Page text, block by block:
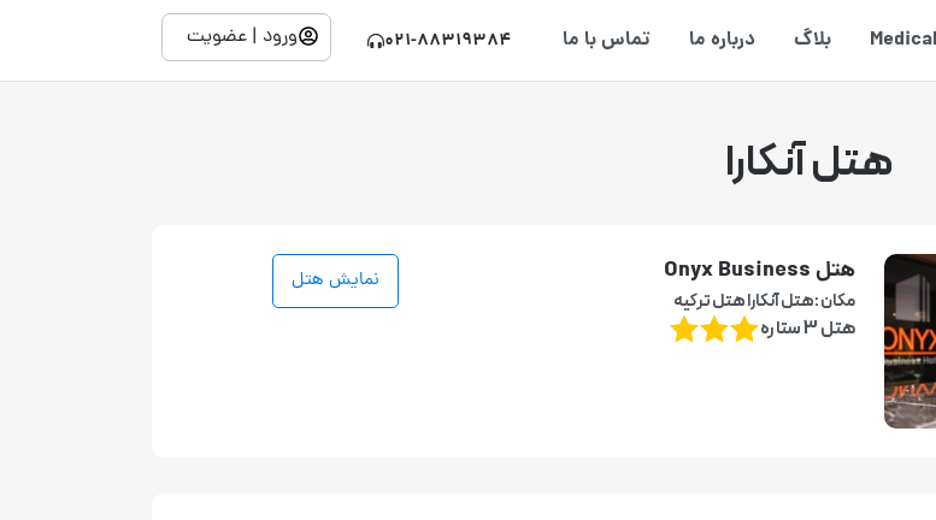
بلاگ درباره ما تماس با ما 021-88319384 ورود | عضویت
هتل آنکارا
هتل Onyx Business
مکان :هتل آنکارا هتل ترکیه
هتل 3 ستاره
نمایش هتل